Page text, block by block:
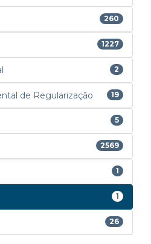
260
1227
2
de Regularização 19
5
2569
1
1
26